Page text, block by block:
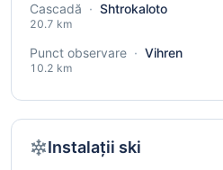
Cascadă · Shtrokaloto
20.7 km
Punct observare · Vihren
10.2 km
Instalații ski